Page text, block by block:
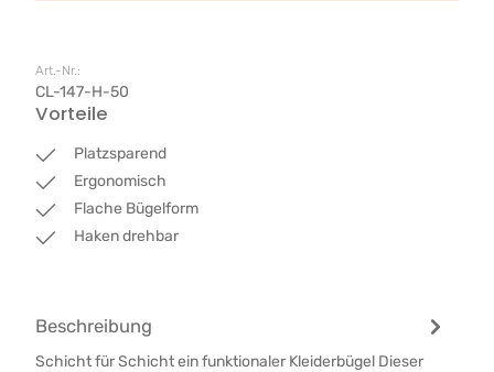
Art.-Nr.:
CL-147-H-50
Vorteile
Platzsparend
Ergonomisch
Flache Bügelform
Haken drehbar
Beschreibung
Schicht für Schicht ein funktionaler Kleiderbügel Dieser